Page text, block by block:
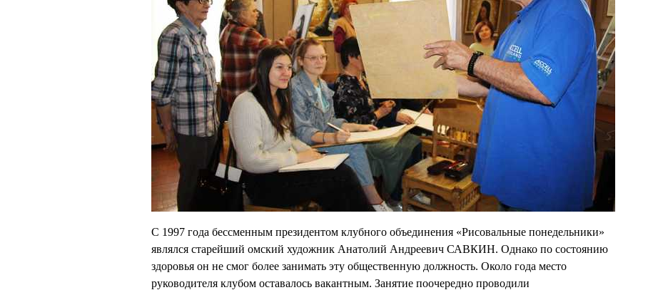
С 1997 года бессменным президентом клубного объединения «Рисовальные понедельники»
являлся старейший омский художник Анатолий Андреевич САВКИН. Однако по состоянию
здоровья он не смог более занимать эту общественную должность. Около года место
руководителя клубом оставалось вакантным. Занятие поочередно проводили